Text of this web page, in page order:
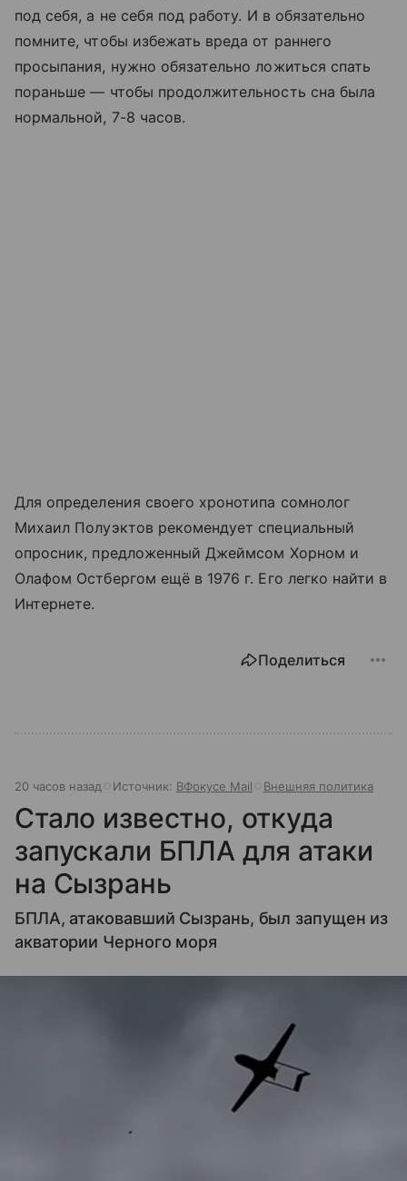
под себя, а не себя под работу. И в обязательно
помните, чтобы избежать вреда от раннего
просыпания, нужно обязательно ложиться спать
пораньше — чтобы продолжительность сна была
нормальной, 7-8 часов.
Для определения своего хронотипа сомнолог
Михаил Полуэктов рекомендует специальный
опросник, предложенный Джеймсом Хорном и
Олафом Остбергом ещё в 1976 г. Его легко найти в
Интернете.
Поделиться
20 часов назад Источник: ВФокусе Mail Внешняя политика
Стало известно, откуда
запускали БПЛА для атаки
на Сызрань
БПЛА, атаковавший Сызрань, был запущен из
акватории Черного моря